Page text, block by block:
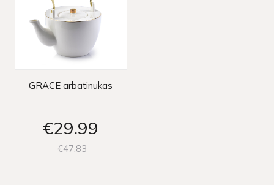
GRACE arbatinukas
€29 99
€4783